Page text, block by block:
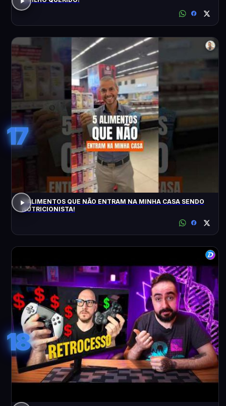
17
5 ALIMENTOS QUE NÃO ENTRAM NA MINHA CASA SENDO
NUTRICIONISTA!
18